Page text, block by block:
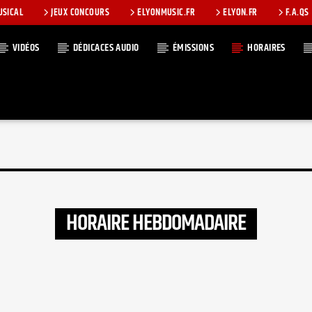
JEUX CONCOURS ELYONMUSIC.FR ELYON.FR F.A.QS
VIDÉOS DÉDICACES AUDIO ÉMISSIONS HORAIRES
HORAIRE HEBDOMADAIRE